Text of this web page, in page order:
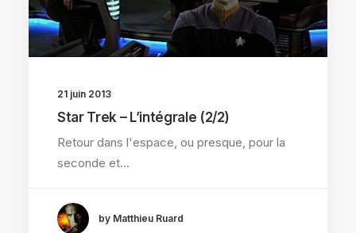
21 juin 2013
Star Trek – L’intégrale (2/2)
Retour dans l'espace, ou presque, pour la
seconde et…
by Matthieu Ruard